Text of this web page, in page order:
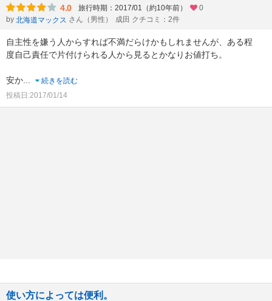
4.0 旅行時期：2017/01（約10年前）
0
by 北海道マックス さん（男性） 成田 クチコミ：2件
自主性を嫌う人からすれば不満だらけかもしれませんが、ある程
度自己責任で片付けられる人から見るとかなりお値打ち。
安か...
続きを読む
投稿日:2017/01/14
使い方によっては便利。